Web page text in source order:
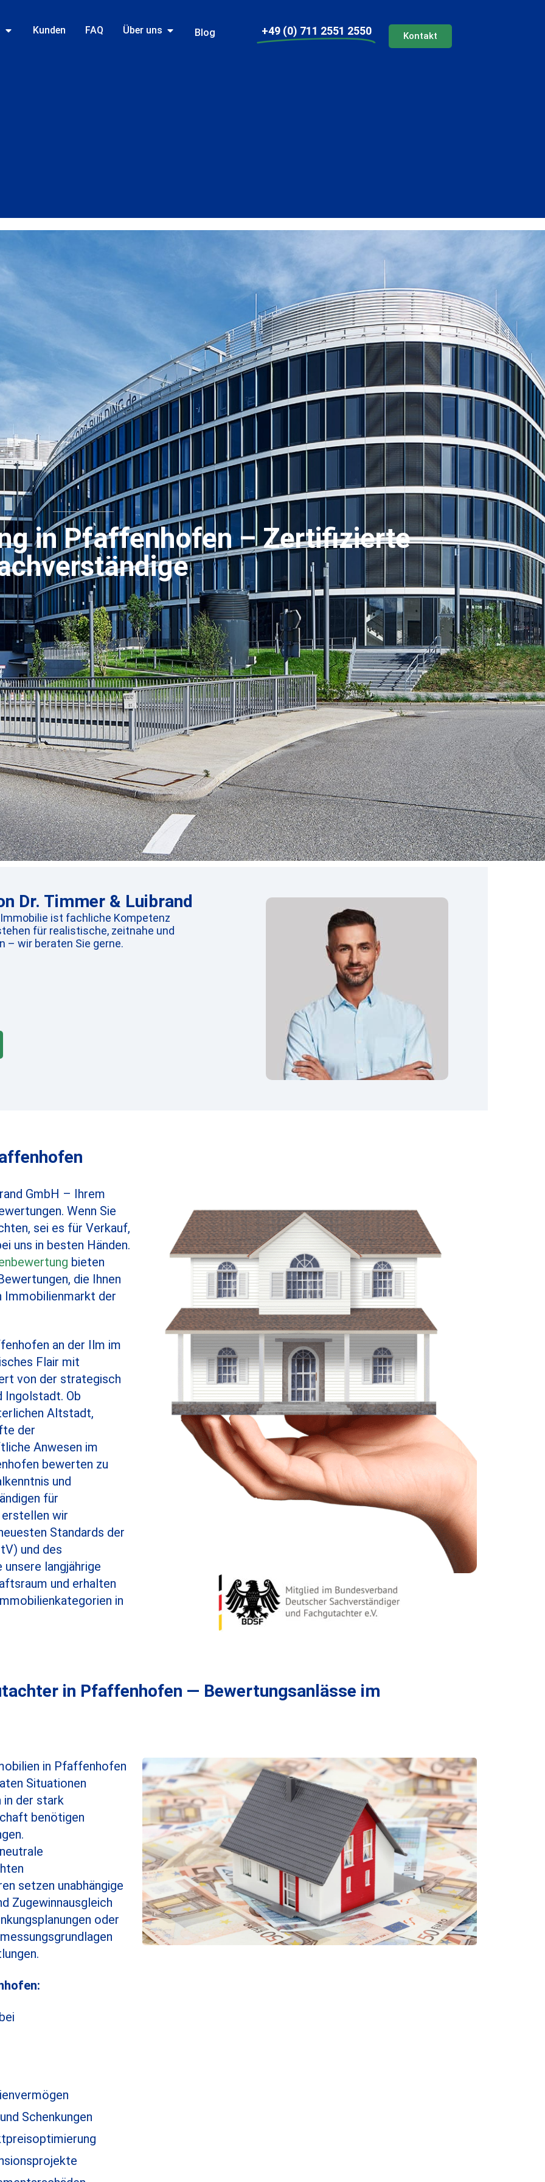
Kunden FAQ Über uns Blog +49 (0) 711 2551 2550 Kontakt
in Pfaffenhofen – Zertifizierte
Dr. Timmer & Luibrand
ist fachliche Kompetenz
für realistische, zeitnahe und
– wir beraten Sie gerne.
GmbH – Ihrem
Wenn Sie
sei es für Verkauf,
uns in besten Händen.
bieten
die Ihnen
Immobilienmarkt der
an der Ilm im
Flair mit
von der strategisch
Ingolstadt. Ob
Altstadt,
der
Anwesen im
bewerten zu
und
für
wir
Standards der
und des
langjährige
und erhalten
in
in Pfaffenhofen — Bewertungsanlässe im
in Pfaffenhofen
Situationen
in der stark
benötigen
setzen unabhängige
Zugewinnausgleich
oder
Schenkungen